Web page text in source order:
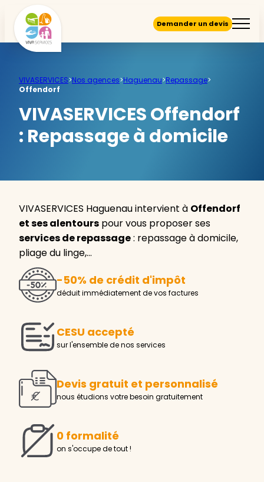
Demander un devis
VIVASERVICES>Nos agences>Haguenau>Repassage>
Offendorf
VIVASERVICES Offendorf
: Repassage à domicile
VIVASERVICES Haguenau intervient à Offendorf
et ses alentours pour vous proposer ses
services de repassage: repassage à domicile,
pliage du linge,…
-50% de crédit d'impôt
déduit immédiatement de vos factures
CESU accepté
sur l'ensemble de nos services
Devis gratuit et personnalisé
nous étudions votre besoin gratuitement
0 formalité
on s'occupe de tout !